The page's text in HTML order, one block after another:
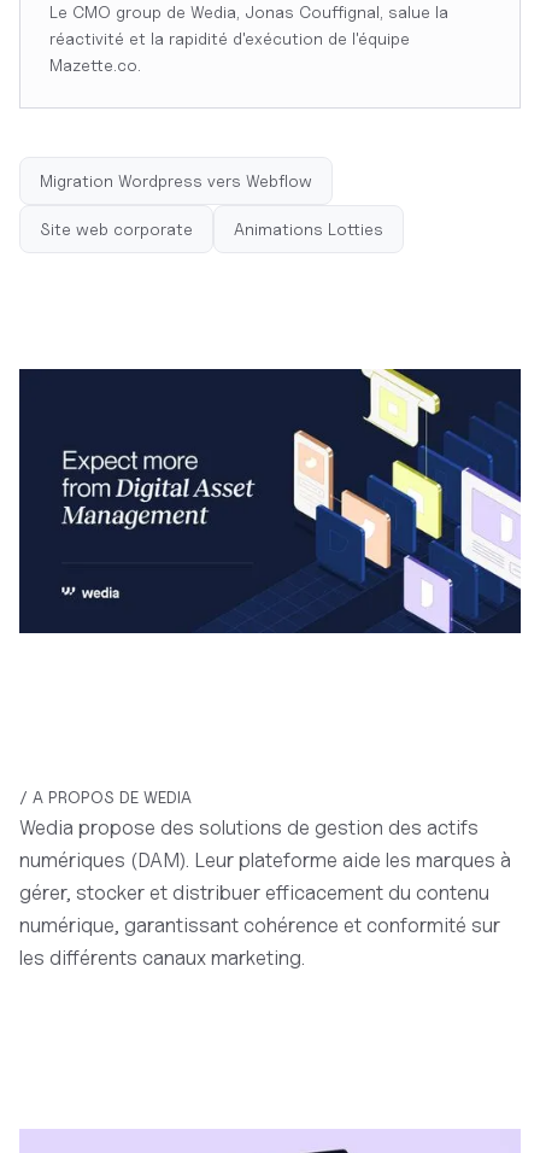
Le CMO group de Wedia, Jonas Couffignal, salue la
réactivité et la rapidité d'exécution de l'équipe
Mazette.co.
Migration Wordpress vers Webflow
Site web corporate Animations Lotties
/ A PROPOS DE WEDIA
Wedia propose des solutions de gestion des actifs
numériques (DAM). Leur plateforme aide les marques à
gérer, stocker et distribuer efficacement du contenu
numérique, garantissant cohérence et conformité sur
les différents canaux marketing.